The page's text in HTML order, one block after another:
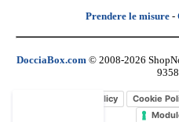
Prendere le misure -
DocciaBox.com © 2008-2026
Privacy Policy Cookie